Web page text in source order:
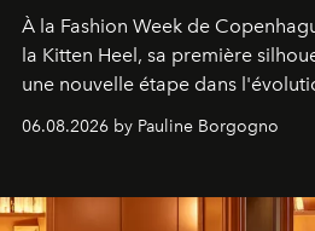
À la Fashion Week de
la Kitten Heel, sa première
une nouvelle étape dans
06.08.2026 by Pauline Borgogno